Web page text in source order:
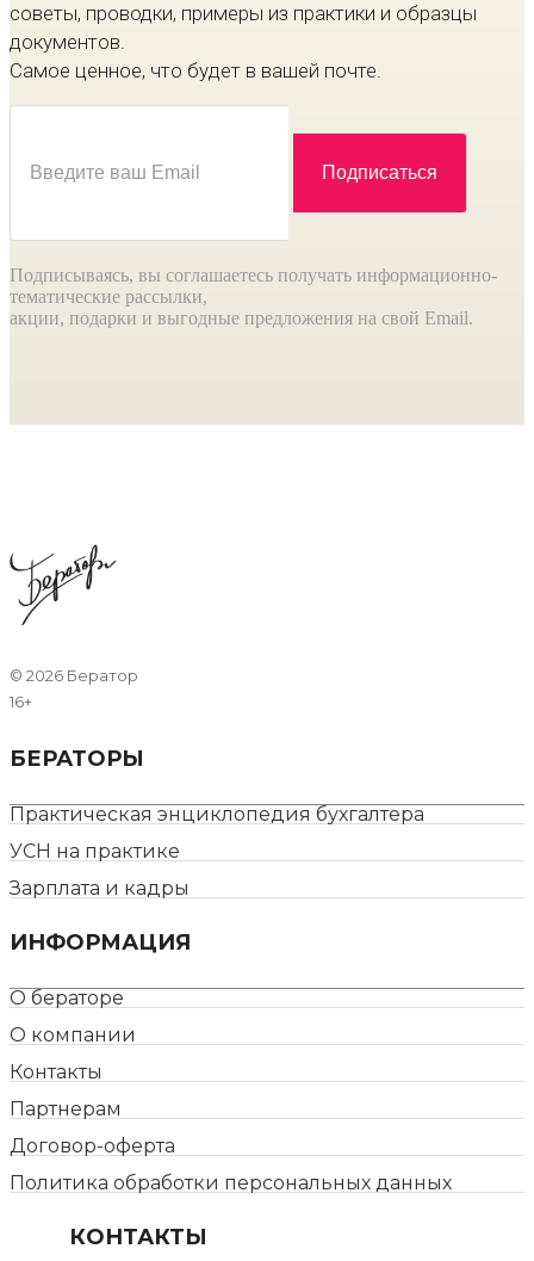
советы, проводки, примеры из практики и образцы
документов.
Самое ценное, что будет в вашей почте.
Подписываясь, вы соглашаетесь получать информационно-
тематические рассылки,
акции, подарки и выгодные предложения на свой Email.
© 2026 Бератор
16+
БЕРАТОРЫ
Практическая энциклопедия бухгалтера
УСН на практике
Зарплата и кадры
ИНФОРМАЦИЯ
О бераторе
О компании
Контакты
Партнерам
Договор-оферта
Политика обработки персональных данных
КОНТАКТЫ